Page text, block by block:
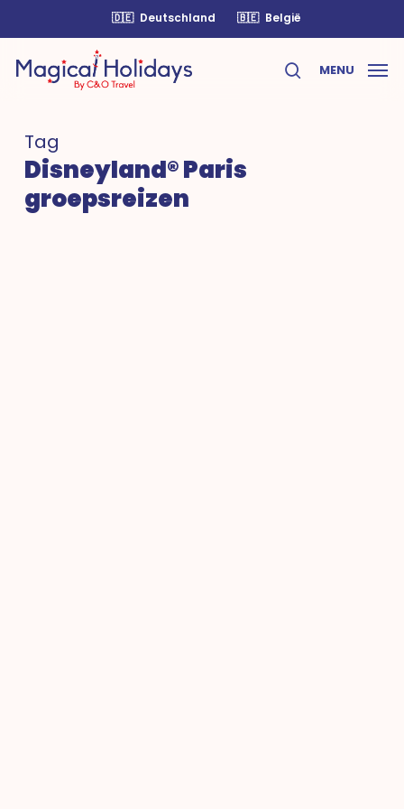
main
content
🇩🇪 Deutschland 🇧🇪 België
search
MENU
Tag
Disneyland® Paris
groepsreizen